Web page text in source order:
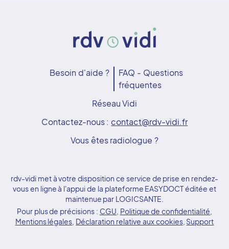
Besoin d'aide ?
FAQ - Questions
fréquentes
Réseau Vidi
Contactez-nous : contact@rdv-vidi.fr
Vous êtes radiologue ?
rdv-vidi met à votre disposition ce service de prise en rendez-
vous en ligne à l'appui de la plateforme EASYDOCT éditée et
maintenue par LOGICSANTE.
Pour plus de précisions : CGU Politique de confidentialité
Mentions légales Déclaration relative aux cookies, Support